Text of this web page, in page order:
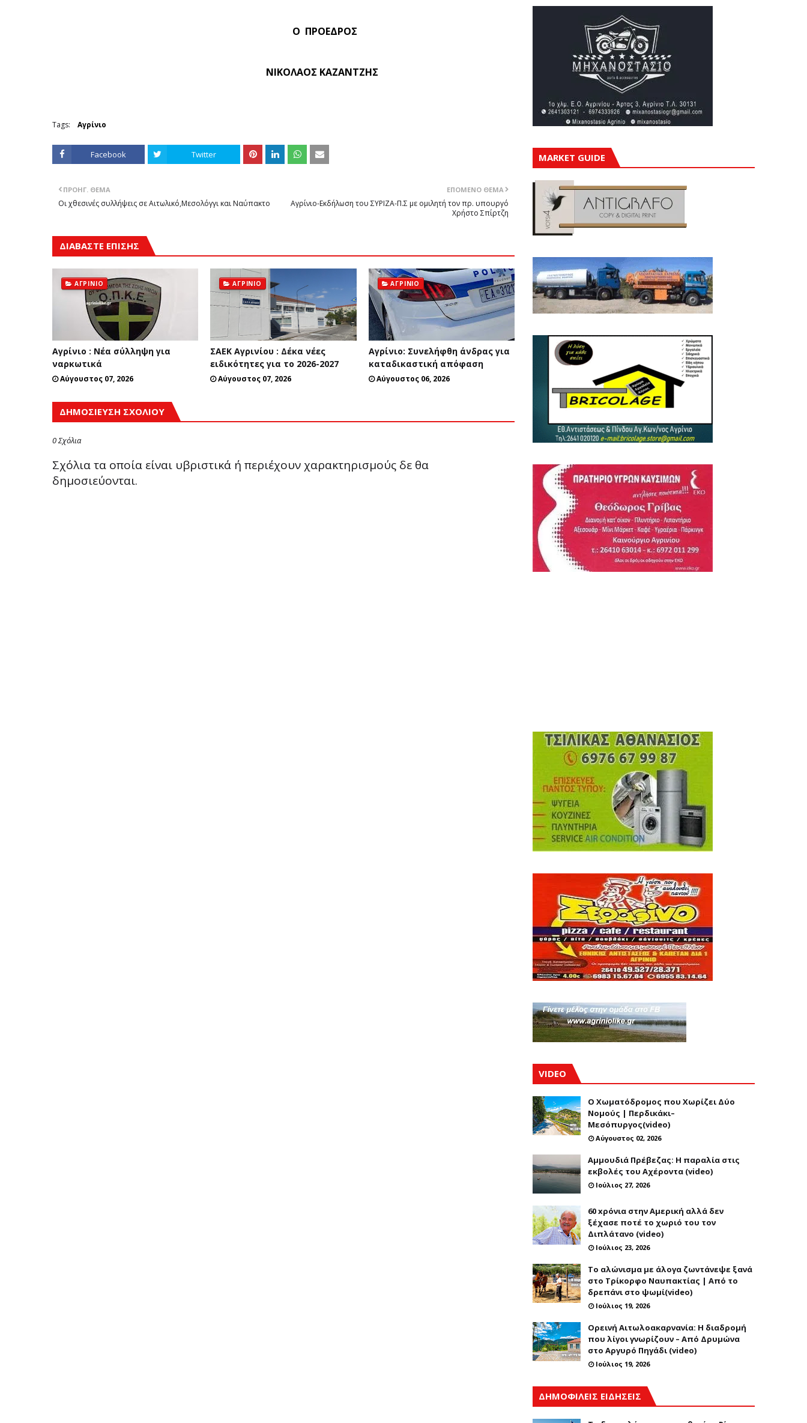
Ο  ΠΡΟΕΔΡΟΣ
ΝΙΚΟΛΑΟΣ ΚΑΖΑΝΤΖΗΣ
Tags: Αγρίνιο
Facebook Twitter
ΕΠΌΜΕΝΟ ΘΈΜΑ
Αγρίνιο-Εκδήλωση του ΣΥΡΙΖΑ-Π.Σ με ομιλητή τον πρ. υπουργό
Χρήστο Σπίρτζη
ΠΡΟΗΓ. ΘΈΜΑ
Οι χθεσινές συλλήψεις σε Αιτωλικό,Μεσολόγγι και Ναύπακτο
ΔΙΑΒΑΣΤΕ ΕΠΙΣΗΣ
ΑΓΡΊΝΙΟ
Αγρίνιο : Νέα σύλληψη για
ναρκωτικά
Αύγουστος 07, 2026
ΑΓΡΊΝΙΟ
ΣΑΕΚ Αγρινίου : Δέκα νέες
ειδικότητες για το 2026-2027
Αύγουστος 07, 2026
ΑΓΡΊΝΙΟ
Αγρίνιο: Συνελήφθη άνδρας για
καταδικαστική απόφαση
Αύγουστος 06, 2026
ΔΗΜΟΣΊΕΥΣΗ ΣΧΟΛΊΟΥ
0 Σχόλια
Σχόλια τα οποία είναι υβριστικά ή περιέχουν χαρακτηρισμούς δε θα
δημοσιεύονται.
MARKET GUIDE
VIDEO
Ο Χωματόδρομος που Χωρίζει Δύο
Νομούς | Περδικάκι–
Μεσόπυργος(video)
Αύγουστος 02, 2026
Αμμουδιά Πρέβεζας: Η παραλία στις
εκβολές του Αχέροντα (video)
Ιούλιος 27, 2026
60 xρόνια στην Αμερική αλλά δεν
ξέχασε ποτέ το χωριό του τον
Διπλάτανο (video)
Ιούλιος 23, 2026
Το αλώνισμα με άλογα ζωντάνεψε ξανά
στο Τρίκορφο Ναυπακτίας | Από το
δρεπάνι στο ψωμί(video)
Ιούλιος 19, 2026
Ορεινή Αιτωλοακαρνανία: Η διαδρομή
που λίγοι γνωρίζουν – Από Δρυμώνα
στο Αργυρό Πηγάδι (video)
Ιούλιος 19, 2026
ΔΗΜΟΦΙΛΕΙΣ ΕΙΔΗΣΕΙΣ